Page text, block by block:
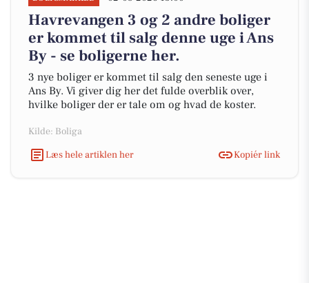
Havrevangen 3 og 2 andre boliger
er kommet til salg denne uge i Ans
By - se boligerne her.
3 nye boliger er kommet til salg den seneste uge i
Ans By. Vi giver dig her det fulde overblik over,
hvilke boliger der er tale om og hvad de koster.
Kilde: Boliga
Læs hele artiklen her
Kopiér link